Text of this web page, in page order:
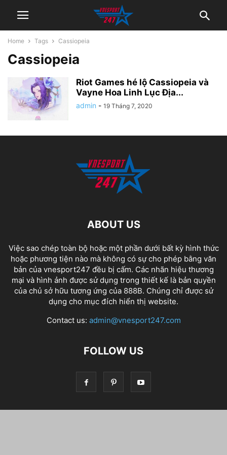
Home Tags Cassiopeia
Cassiopeia
Riot Games hé lộ Cassiopeia và
Vayne Hoa Linh Lục Địa...
admin - 19 Tháng 7, 2020
ABOUT US
Việc sao chép toàn bộ hoặc một phần dưới bất kỳ hình thức
hoặc phương tiện nào mà không có sự cho phép bằng văn
bản của vnesport247 đều bị cấm. Các nhãn hiệu thương
mại và hình ảnh được sử dụng trong thiết kế là bản quyền
của chủ sở hữu tương ứng của 888B. Chúng chỉ được sử
dụng cho mục đích hiển thị website.
Contact us: admin@vnesport247.com
FOLLOW US